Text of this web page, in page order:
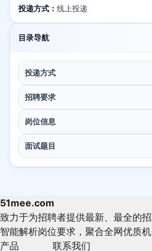
投递方式： 线上投递
目录导航
投递方式
招聘要求
岗位信息
面试题目
51mee.com
致力于为招聘者提供最新、最全的
智能解析岗位要求，聚合全网优质机
产品
联系我们